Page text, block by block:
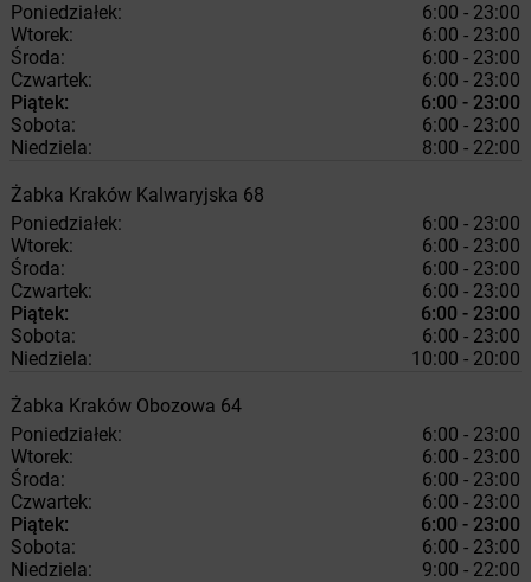
Poniedziałek:
6:00 - 23:00
Wtorek:
6:00 - 23:00
Środa:
6:00 - 23:00
Czwartek:
6:00 - 23:00
Piątek:
6:00 - 23:00
Sobota:
6:00 - 23:00
Niedziela:
8:00 - 22:00
Żabka Kraków Kalwaryjska 68
Poniedziałek:
6:00 - 23:00
Wtorek:
6:00 - 23:00
Środa:
6:00 - 23:00
Czwartek:
6:00 - 23:00
Piątek:
6:00 - 23:00
Sobota:
6:00 - 23:00
Niedziela:
10:00 - 20:00
Żabka Kraków Obozowa 64
Poniedziałek:
6:00 - 23:00
Wtorek:
6:00 - 23:00
Środa:
6:00 - 23:00
Czwartek:
6:00 - 23:00
Piątek:
6:00 - 23:00
Sobota:
6:00 - 23:00
Niedziela:
9:00 - 22:00